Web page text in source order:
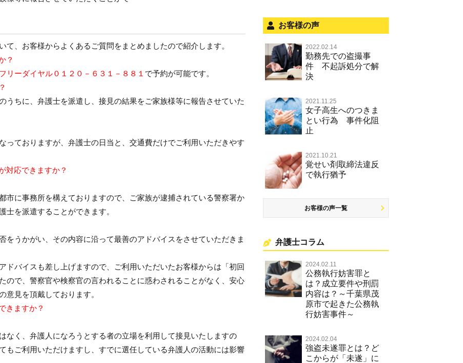
、お客様からよくあるご質問をまとめましたので紹介します。
？
フリーダイヤル０１２０－６３１－８８１ で予約が可能です。
ちに、弁護士を派遣し、接見の結果をご家族様等に報告させていた
ておりますが、弁護士の日当と、交通費だけでご利用いただきやす
対応できますか？
市に事務所を構えておりますので、ご家族が逮捕されている警察署か
士を派遣することができます。
うかがい、その内容に沿って最善のアドバイスをさせていただきま
ドバイスも差し上げますので、ご利用いただいたお客様からは「初回
ので、警察官や検察官の言われることに惑わされることがなく、安心
意見を頂戴しております。
きますか？
なく、弁護人になろうとする者の立場を利用して接見いたしますの
もご利用いただけますし、すでに選任している弁護人の活動には影響
不正競争防止法
風営法・風適法違反
文書偽造・偽造文書行使
放火・失火
名誉棄損罪・侮辱
員逮捕，予防法務等）
お客様の声
2022.02.14
勤務先での盗撮事
件 不起訴処分で解
決
2021.11.25
女子高生へのつきま
とい行為 事件化阻
止
2021.10.21
覚せい剤取締法違反
で執行猶予
お客様の声一覧
弁護士コラム
2024.02.11
公務執行妨害罪と
は？成立要件や刑罰
内容は？～千葉県茂
原市で起きた公務執
行妨害事件～
2024.02.04
強盗未遂罪とは？ど
こからが「未遂」に